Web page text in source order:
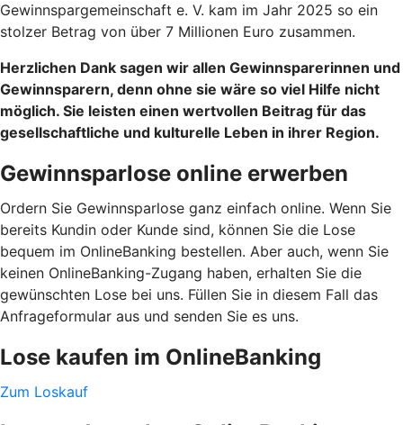
Gewinnspargemeinschaft e. V. kam im Jahr 2025 so ein
stolzer Betrag von über 7 Millionen Euro zusammen.
Herzlichen Dank sagen wir allen Gewinnsparerinnen und
Gewinnsparern, denn ohne sie wäre so viel Hilfe nicht
möglich. Sie leisten einen wertvollen Beitrag für das
gesellschaftliche und kulturelle Leben in ihrer Region.
Gewinnsparlose online erwerben
Ordern Sie Gewinnsparlose ganz einfach online. Wenn Sie
bereits Kundin oder Kunde sind, können Sie die Lose
bequem im OnlineBanking bestellen. Aber auch, wenn Sie
keinen OnlineBanking-Zugang haben, erhalten Sie die
gewünschten Lose bei uns. Füllen Sie in diesem Fall das
Anfrageformular aus und senden Sie es uns.
Lose kaufen im OnlineBanking
Zum Loskauf